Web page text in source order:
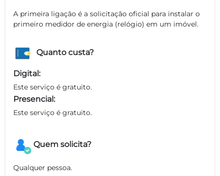
A primeira ligação é a solicitação oficial para instalar o
primeiro medidor de energia (relógio) em um imóvel.
Quanto custa?
Digital:
Este serviço é gratuito.
Presencial:
Este serviço é gratuito.
Quem solicita?
Qualquer pessoa.